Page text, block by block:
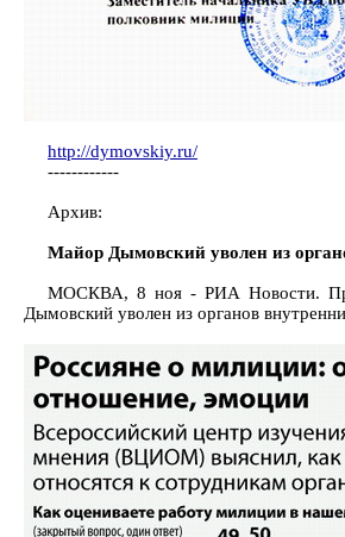
http://dymovskiy.ru/
------------
Архив:
Майор Дымовский уволен из
МОСКВА, 8 ноя - РИА Новости.
Дымовский уволен из органов